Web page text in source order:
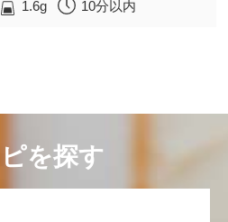
1.6g 10分以内
を探す